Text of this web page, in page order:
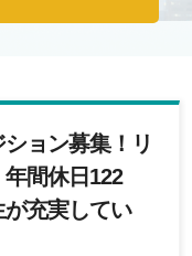
ション募集！リ
間休日122
が充実してい